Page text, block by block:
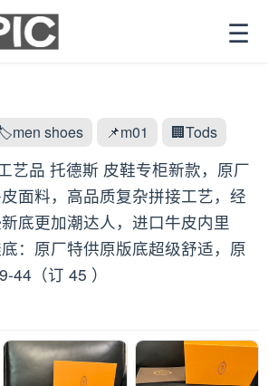
☰
shoes 📌m01 🏢Tods
艺品 托德斯 皮鞋专柜新款，原厂
面料，高品质复杂拼接工艺，经
底更加潮达人，进口牛皮内里
：原厂特供原版底超级舒适，原
44（订 45 ）